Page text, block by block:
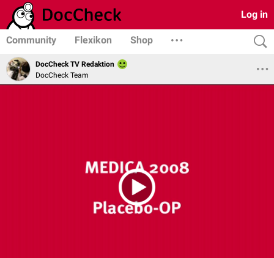
Log in
Community Flexikon Shop
DocCheck TV Redaktion
DocCheck Team